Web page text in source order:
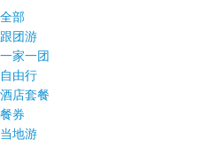
全部
跟团游
一家一团
自由行
酒店套餐
餐券
当地游